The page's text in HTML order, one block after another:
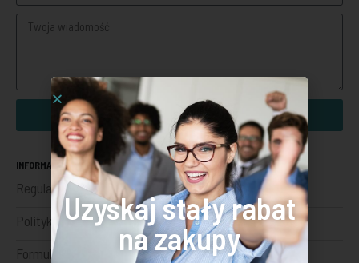
Wyślij
INFORMACJE
Regulamin sklepu internetowego
Polityka prywatności
Formularz odstąpienia
Uzyskaj stały rabat
na zakupy